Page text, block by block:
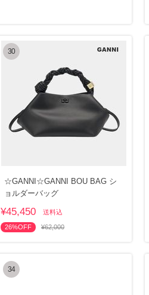
30
☆GANNI☆GANNI BOU BAG シ
ョルダーバッグ
¥45,450 送料込
26%OFF ¥62,000
34